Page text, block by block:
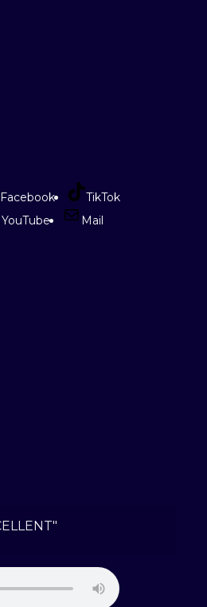
Facebook
TikTok
YouTube
Mail